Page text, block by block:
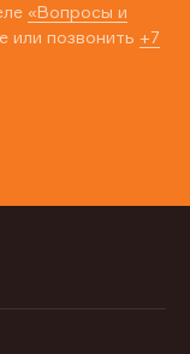
«Вопросы и
или позвонить +7